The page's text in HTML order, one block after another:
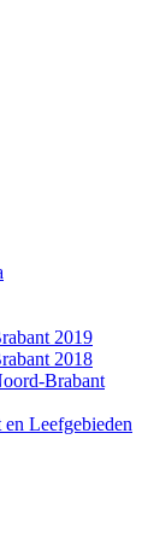
2019
2018
Brabant
Leefgebieden